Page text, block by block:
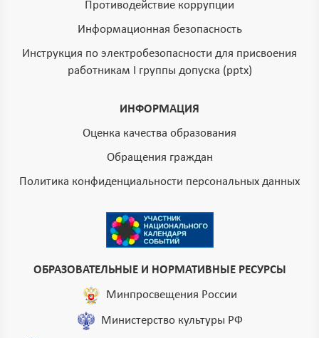
Противодействие коррупции
Информационная безопасность
Инструкция по электробезопасности для присвоения
работникам I группы допуска (pptx)
ИНФОРМАЦИЯ
Оценка качества образования
Обращения граждан
Политика конфиденциальности персональных данных
ОБРАЗОВАТЕЛЬНЫЕ И НОРМАТИВНЫЕ РЕСУРСЫ
Минпросвещения России
Министерство культуры РФ